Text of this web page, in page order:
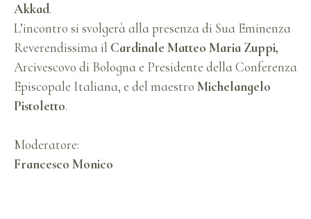
Akkad.
L’incontro si svolgerà alla presenza di Sua Eminenza
Reverendissima il Cardinale Matteo Maria Zuppi,
Arcivescovo di Bologna e Presidente della Conferenza
Episcopale Italiana, e del maestro Michelangelo
Pistoletto.
Moderatore:
Francesco Monico